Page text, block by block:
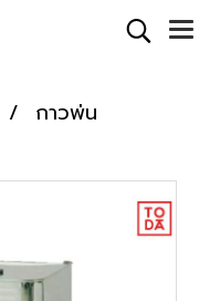
กาวพ่น